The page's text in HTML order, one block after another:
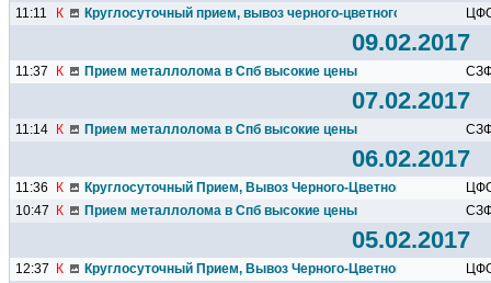
11:11 К Круглосуточный прием, вывоз черного-цветного лома!
09.02.2017
11:37 К Прием металлолома в Спб высокие цены
07.02.2017
11:14 К Прием металлолома в Спб высокие цены
06.02.2017
11:36 К Круглосуточный Прием, Вывоз Черного-Цветного лома!
10:47
К Прием металлолома в Спб высокие цены
05.02.2017
12:37 К Круглосуточный Прием, Вывоз Черного-Цветного лома!